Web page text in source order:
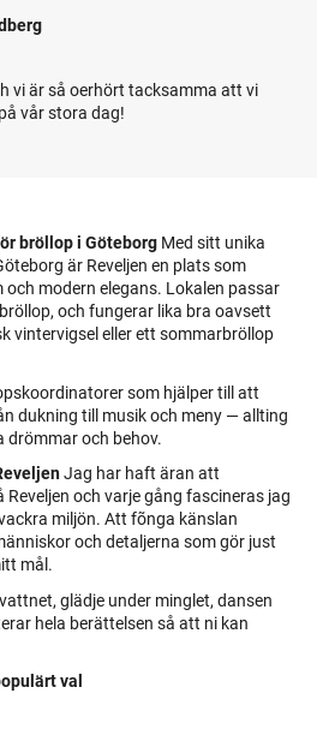
vi är så oerhört tacksamma att vi
vår stora dag!
bröllop i Göteborg Med sitt unika
är Reveljen en plats som
modern elegans. Lokalen passar
och fungerar lika bra oavsett
vintervigsel eller ett sommarbröllop
som hjälper till att
dukning till musik och meny — allting
drömmar och behov.
Jag har haft äran att
och varje gång fascineras jag
miljön. Att fõnga känslan
och detaljerna som gör just
mål.
glädje under minglet, dansen
hela berättelsen så att ni kan
val